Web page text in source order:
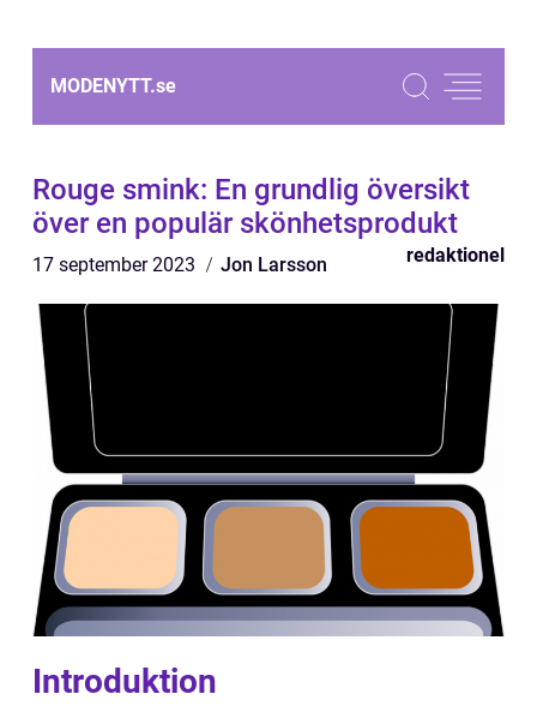
MODENYTT.se
Rouge smink: En grundlig översikt
över en populär skönhetsprodukt
17 september 2023 Jon Larsson redaktionel
Introduktion